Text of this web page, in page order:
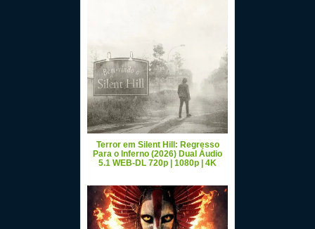
Terror em Silent Hill: Regresso
Para o Inferno (2026) Dual Áudio
5.1 WEB-DL 720p | 1080p | 4K